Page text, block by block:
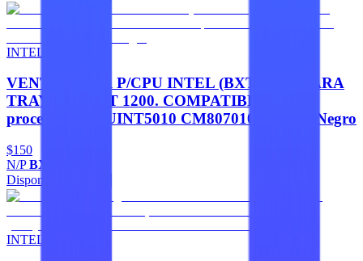
INTEL
VENTILADOR P/CPU INTEL (BXTS10A) PARA
TRAY SOCKET 1200. COMPATIBLE con
procesador CPUINT5010 CM8070104290806 Negro
$150
N/PBXTS10A
Disponible
INTEL